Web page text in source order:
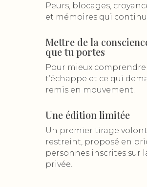
Peurs, blocages,
et mémoires qui
Mettre de la
que tu portes
Pour mieux comprendre
t’échappe et ce qui
remis en mouvement.
Une édition limitée
Un premier tirage
restreint, proposé en
personnes inscrites sur
privée.